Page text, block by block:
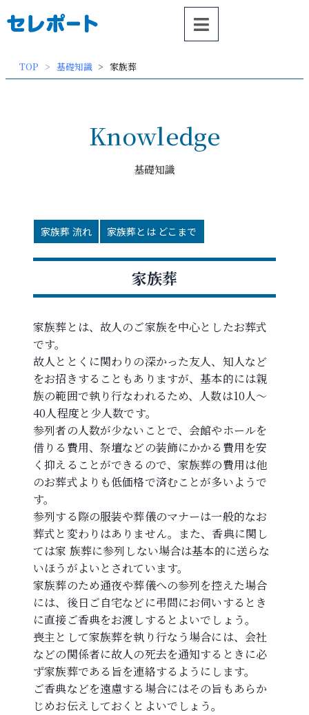
容
TOP 基礎知識 家族葬
Knowledge
基礎知識
家族葬 流れ 家族葬とは どこまで
家族葬
家族葬とは、故人のご家族を中心としたお葬式
です。
故人ととくに関わりの深かった友人、知人など
をお招きすることもありますが、基本的には親
族の範囲で執り行なわれるため、人数は10人～
40人程度と少人数です。
参列者の人数が少ないことで、会館やホールを
借りる費用、祭壇などの装飾にかかる費用を安
く抑えることができるので、家族葬の費用は他
のお葬式よりも低価格で済むことが多いようで
す。
参列する際の服装や葬儀のマナーは一般的なお
葬式と変わりはありません。また、香典に関し
ては家 族葬に参列しない場合は基本的に送らな
いほうがよいとされています。
家族葬のため通夜や葬儀への参列を控えた場合
には、後日ご自宅などに弔問にお伺いするとき
に直接ご香典をお渡しするとよいでしょう。
喪主として家族葬を執り行なう場合には、会社
などの関係者に故人の死去を通知するときに必
ず家族葬である旨を連絡するようにします。
ご香典などを遠慮する場合にはその旨もあらか
じめお伝えしておくとよいでしょう。